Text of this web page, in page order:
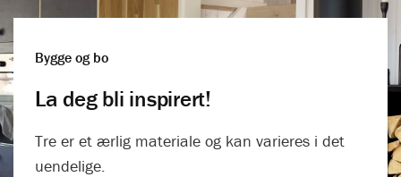
Bygge og bo
La deg bli inspirert!
Tre er et ærlig materiale og kan varieres i det
uendelige.